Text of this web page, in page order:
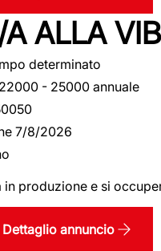
ALLA
determinato
22000 - 25000 annuale
7/8/2026
in produzione e si
Dettaglio annuncio